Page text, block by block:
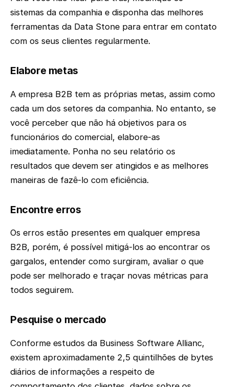
sistemas da companhia e disponha das melhores
ferramentas da Data Stone para entrar em contato
com os seus clientes regularmente.
Elabore metas
A empresa B2B tem as próprias metas, assim como
cada um dos setores da companhia. No entanto, se
você perceber que não há objetivos para os
funcionários do comercial, elabore-as
imediatamente. Ponha no seu relatório os
resultados que devem ser atingidos e as melhores
maneiras de fazê-lo com eficiência.
Encontre erros
Os erros estão presentes em qualquer empresa
B2B, porém, é possível mitigá-los ao encontrar os
gargalos, entender como surgiram, avaliar o que
pode ser melhorado e traçar novas métricas para
todos seguirem.
Pesquise o mercado
Conforme estudos da Business Software Allianc,
existem aproximadamente 2,5 quintilhões de bytes
diários de informações a respeito de